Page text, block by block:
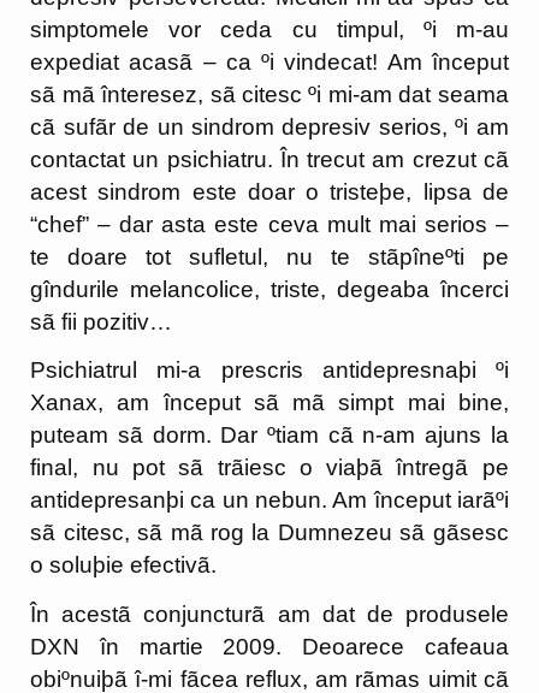
simptomele vor ceda cu timpul, ºi m-au
expediat acasã – ca ºi vindecat! Am început
sã mã înteresez, sã citesc ºi mi-am dat seama
cã sufãr de un sindrom depresiv serios, ºi am
contactat un psichiatru. În trecut am crezut cã
acest sindrom este doar o tristeþe, lipsa de
“chef” – dar asta este ceva mult mai serios –
te doare tot sufletul, nu te stãpîneºti pe
gîndurile melancolice, triste, degeaba încerci
sã fii pozitiv…
Psichiatrul mi-a prescris antidepresnaþi ºi
Xanax, am început sã mã simpt mai bine,
puteam sã dorm. Dar ºtiam cã n-am ajuns la
final, nu pot sã trãiesc o viaþã întregã pe
antidepresanþi ca un nebun. Am început iarãºi
sã citesc, sã mã rog la Dumnezeu sã gãsesc
o soluþie efectivã.
În acestã conjuncturã am dat de produsele
DXN în martie 2009. Deoarece cafeaua
obiºnuiþã î-mi fãcea reflux, am rãmas uimit cã